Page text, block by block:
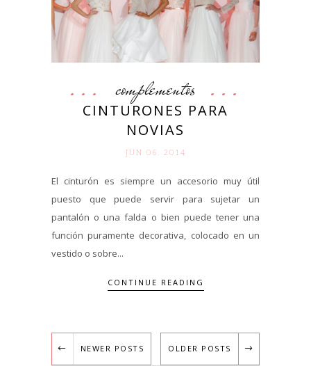
complementos
CINTURONES PARA
NOVIAS
JUN 06. 2014
El cinturón es siempre un accesorio muy útil
puesto que puede servir para sujetar un
pantalón o una falda o bien puede tener una
función puramente decorativa, colocado en un
vestido o sobre...
CONTINUE READING
NEWER POSTS OLDER POSTS